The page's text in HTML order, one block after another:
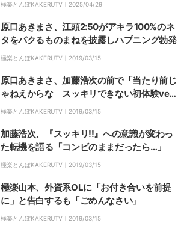
極楽とんぼKAKERUTV｜ 2025/04/29
原口あきまさ、江頭2:50がアキラ100%のネ
タをパクるものまねを披露しハプニング勃発
極楽とんぼKAKERUTV｜ 2019/03/15
原口あきまさ、加藤浩次の前で「当たり前じ
ゃねえからな スッキリできない初体験ve
r.」を披露
極楽とんぼKAKERUTV｜ 2019/03/15
加藤浩次、『スッキリ!!』への意識が変わっ
た転機を語る「コンビのままだったら…」
極楽とんぼKAKERUTV｜ 2019/03/15
極楽山本、外資系OLに「お付き合いを前提
に」と告白するも「ごめんなさい」
極楽とんぼKAKERUTV｜ 2019/03/15